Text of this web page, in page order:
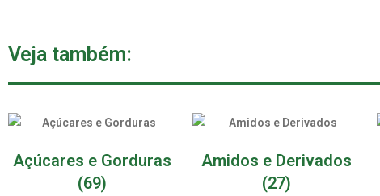
Veja também:
Açúcares e Gorduras
(69)
Amidos e Derivados
(27)